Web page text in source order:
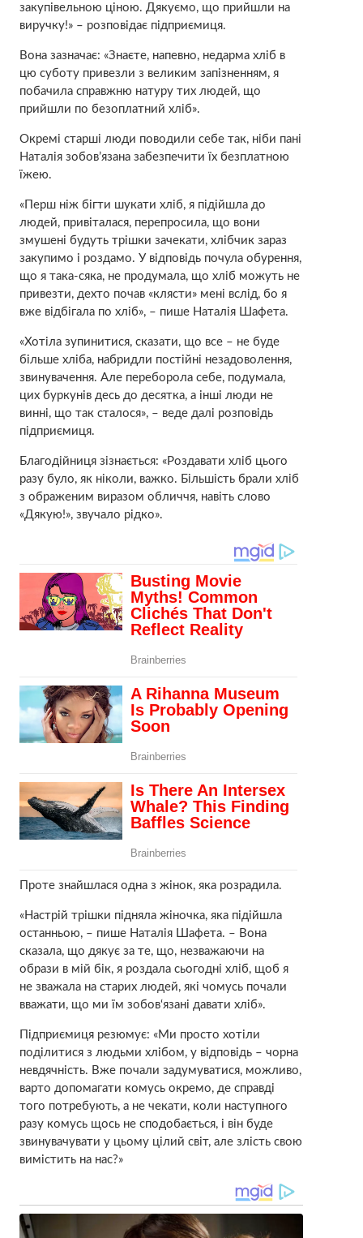
закупівельною ціною. Дякуємо, що прийшли на
виручку!» – розповідає підприємиця.
Вона зазначає: «Знаєте, напевно, недарма хліб в
цю суботу привезли з великим запізненням, я
побачила справжню натуру тих людей, що
прийшли по безоплатний хліб».
Окремі старші люди поводили себе так, ніби пані
Наталія зобов’язана забезпечити їх безплатною
їжею.
«Перш ніж бігти шукати хліб, я підійшла до
людей, привіталася, перепросила, що вони
змушені будуть трішки зачекати, хлібчик зараз
закупимо і роздамо. У відповідь почула обурення,
що я така-сяка, не продумала, що хліб можуть не
привезти, дехто почав «клясти» мені вслід, бо я
вже відбігала по хліб», – пише Наталія Шафета.
«Хотіла зупинитися, сказати, що все – не буде
більше хліба, набридли постійні незадоволення,
звинувачення. Але переборола себе, подумала,
цих буркунів десь до десятка, а інші люди не
винні, що так сталося», – веде далі розповідь
підприємиця.
Благодійниця зізнається: «Роздавати хліб цього
разу було, як ніколи, важко. Більшість брали хліб
з ображеним виразом обличчя, навіть слово
«Дякую!», звучало рідко».
Проте знайшлася одна з жінок, яка розрадила.
«Настрій трішки підняла жіночка, яка підійшла
останньою, – пише Наталія Шафета. – Вона
сказала, що дякує за те, що, незважаючи на
образи в мій бік, я роздала сьогодні хліб, щоб я
не зважала на старих людей, які чомусь почали
вважати, що ми їм зобов‘язані давати хліб».
Підприємиця резюмує: «Ми просто хотіли
поділитися з людьми хлібом, у відповідь – чорна
невдячність. Вже почали задумуватися, можливо,
варто допомагати комусь окремо, де справді
того потребують, а не чекати, коли наступного
разу комусь щось не сподобається, і він буде
звинувачувати у цьому цілий світ, але злість свою
вимістить на нас?»